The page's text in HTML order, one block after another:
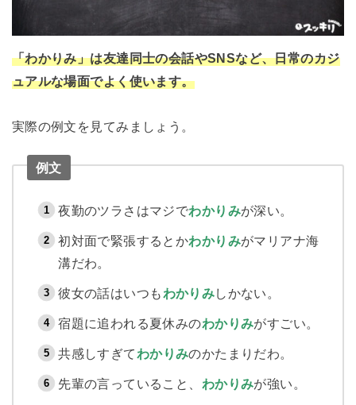
「わかりみ」は友達同士の会話やSNSなど、日常のカジ
ュアルな場面でよく使います。
実際の例文を見てみましょう。
例文
夜勤のツラさはマジでわかりみが深い。
初対面で緊張するとかわかりみがマリアナ海
溝だわ。
彼女の話はいつもわかりみしかない。
宿題に追われる夏休みのわかりみがすごい。
共感しすぎてわかりみのかたまりだわ。
先輩の言っていること、 わかりみが強い。